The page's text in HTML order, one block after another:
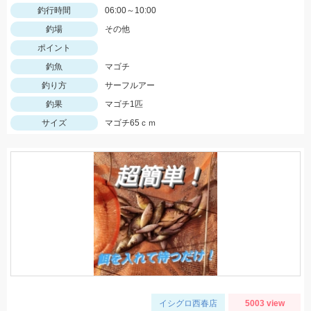
釣行時間
06:00～10:00
釣場
その他
ポイント
釣魚
マゴチ
釣り方
サーフルアー
釣果
マゴチ1匹
サイズ
マゴチ65ｃｍ
イシグロ西春店 5003 view